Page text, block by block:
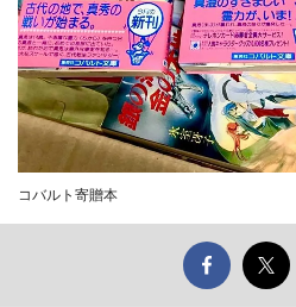
コバルト寄贈本